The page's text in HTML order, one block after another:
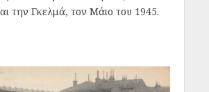
την Γκελμά, τον Μάιο του 1945.